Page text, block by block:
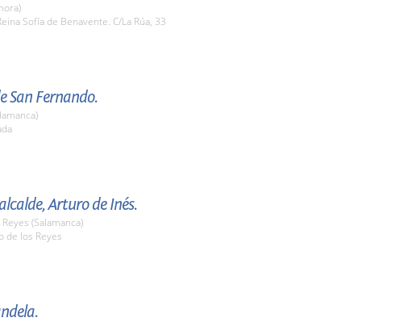
Sofía de Benavente. C/La Rúa, 33
San Fernando.
Arturo de Inés.
(Salamanca)
de los Reyes